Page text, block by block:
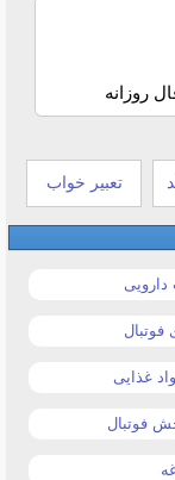
روزانه
تعبیر خواب
دارویی
فوتبال
غذایی
فوتبال